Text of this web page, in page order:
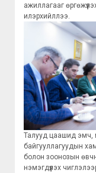
ажиллагааг
илэрхийллээ.
Талууд цаашид эмч,
байгууллагуудын
болон зоонозын
нэмэгдүүлэх